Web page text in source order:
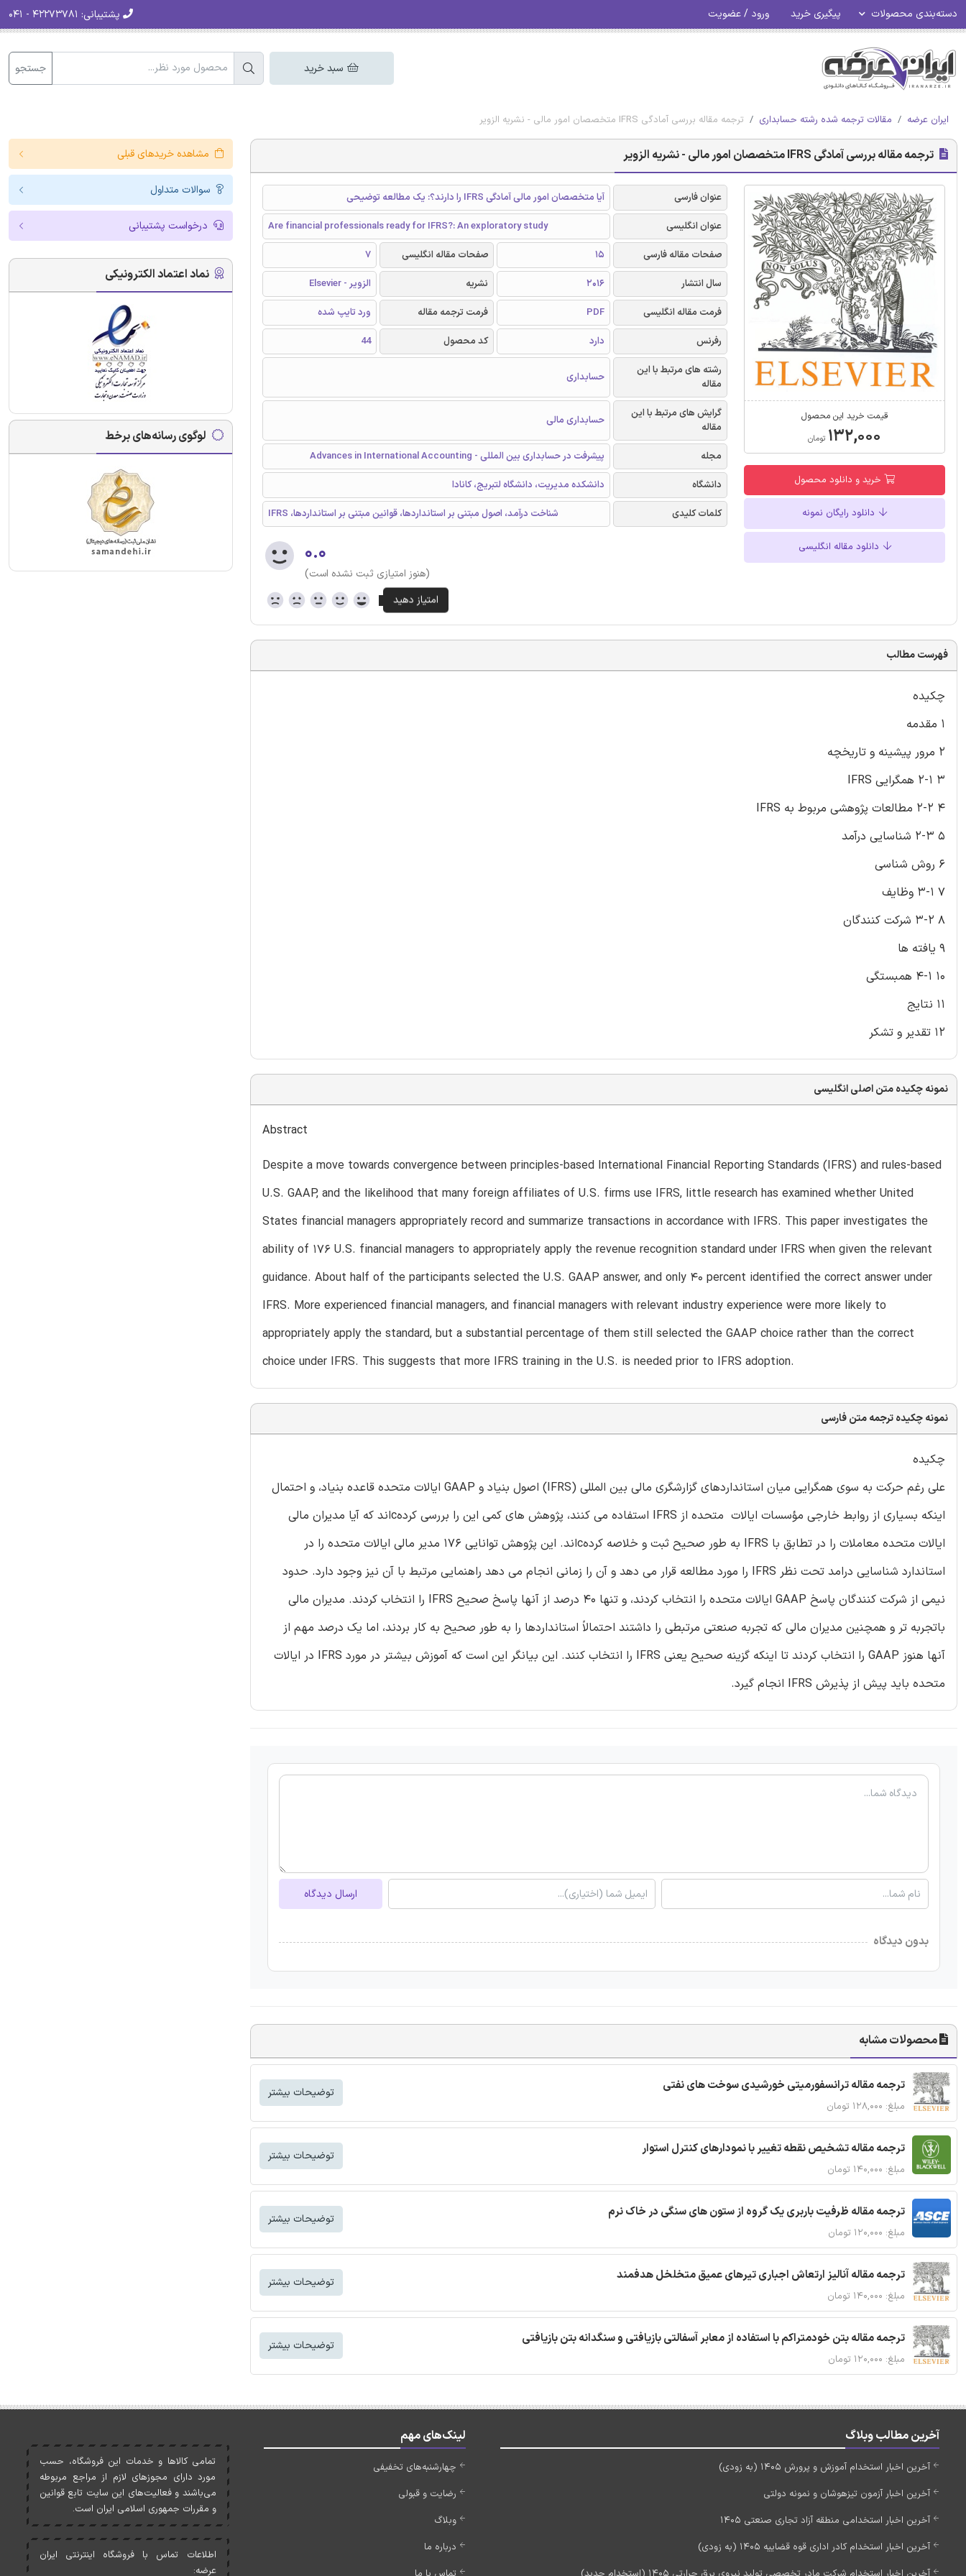
دسته‌بندی محصولات پیگیری خرید ورود / عضویت پشتیبانی:
سبد خرید جستجو
ایران عرضه مقالات ترجمه شده رشته حسابداری ترجمه مقاله بررسی آمادگی IFRS متخصصان امور مالی - نشریه الزویر
ترجمه مقاله بررسی آمادگی IFRS متخصصان امور مالی - نشریه الزویر
قیمت خرید این محصول
۱۳۲,۰۰۰ تومان
خرید و دانلود محصول
دانلود رایگان نمونه
دانلود مقاله انگلیسی
عنوان فارسی
آیا متخصصان امور مالی آمادگی IFRS را دارند؟: یک مطالعه توضیحی
عنوان انگلیسی
Are financial professionals ready for IFRS?: An exploratory study
صفحات مقاله فارسی
15 صفحات مقاله انگلیسی
7
سال انتشار
2016 نشریه
الزویر - Elsevier
فرمت مقاله انگلیسی
PDF فرمت ترجمه مقاله
ورد تایپ شده
رفرنس
دارد کد محصول
44
رشته های مرتبط با این
مقاله
حسابداری
گرایش های مرتبط با این
مقاله
حسابداری مالی
مجله
پیشرفت در حسابداری بین المللی - Advances in International Accounting
دانشگاه
دانشکده مدیریت، دانشگاه لتبریج، کانادا
کلمات کلیدی
IFRS ،شناخت درآمد، اصول مبتنی بر استانداردها، قوانین مبتنی بر استانداردها
۰.۰
(هنوز امتیازی ثبت نشده است)
فهرست مطالب
چکیده
1 مقدمه
2 مرور پیشینه و تاریخچه
3 2-1 همگرایی IFRS
4 2-2 مطالعات پژوهشی مربوط به IFRS
5 2-3 شناسایی درآمد
6 روش شناسی
7 3-1 وظایف
8 3-2 شرکت کنندگان
9 یافته ها
10 4-1 همبستگی
11 نتایج
12 تقدیر و تشکر
نمونه چکیده متن اصلی انگلیسی
Abstract
Despite a move towards convergence between principles-based International Financial Reporting Standards (IFRS) and rules-based
U.S. GAAP, and the likelihood that many foreign affiliates of U.S. firms use IFRS, little research has examined whether United
States financial managers appropriately record and summarize transactions in accordance with IFRS. This paper investigates the
ability of 176 U.S. financial managers to appropriately apply the revenue recognition standard under IFRS when given the relevant
guidance. About half of the participants selected the U.S. GAAP answer, and only 40 percent identified the correct answer under
IFRS. More experienced financial managers, and financial managers with relevant industry experience were more likely to
appropriately apply the standard, but a substantial percentage of them still selected the GAAP choice rather than the correct
choice under IFRS. This suggests that more IFRS training in the U.S. is needed prior to IFRS adoption.
نمونه چکیده ترجمه متن فارسی
چکیده
علی رغم حرکت به سوی همگرایی میان استانداردهای گزارشگری مالی بین المللی (IFRS) اصول بنیاد و GAAP ایالات متحده قاعده بنیاد، و احتمال
اینکه بسیاری از روابط خارجی مؤسسات ایالات متحده از IFRS استفاده می کنند، پژوهش های کمی این را بررسی کردهcاند که آیا مدیران مالی
ایالات متحده معاملات را در تطابق با IFRS به طور صحیح ثبت و خلاصه کردهcاند. این پژوهش توانایی 176 مدیر مالی ایالات متحده را در
استاندارد شناسایی درامد تحت نظر IFRS را مورد مطالعه قرار می دهد و آن را زمانی انجام می دهد راهنمایی مرتبط با آن نیز وجود دارد. حدود
نیمی از شرکت کنندگان پاسخ GAAP ایالات متحده را انتخاب کردند، و تنها 40 درصد از آنها پاسخ صحیح IFRS را انتخاب کردند. مدیران مالی
باتجربه تر و همچنین مدیران مالی که تجربه صنعتی مرتبطی را داشتند احتمالاً استانداردها را به طور صحیح به کار بردند، اما یک درصد مهم از
آنها هنوز GAAP را انتخاب کردند تا اینکه گزینه صحیح یعنی IFRS را انتخاب کنند. این بیانگر این است که آموزش بیشتر در مورد IFRS در ایالات‌
متحده باید پیش از پذیرش IFRS انجام گیرد.
ارسال دیدگاه
بدون دیدگاه
محصولات مشابه
ترجمه مقاله ترانسفورمیتی خورشیدی سوخت های نفتی
مبلغ: ۱۲۸,۰۰۰ تومان
توضیحات بیشتر
ترجمه مقاله تشخیص نقطه تغییر با نمودارهای کنترل استوار
مبلغ: ۱۴۰,۰۰۰ تومان
توضیحات بیشتر
ترجمه مقاله ظرفیت باربری یک گروه از ستون های سنگی در خاک نرم
مبلغ: ۱۲۰,۰۰۰ تومان
توضیحات بیشتر
ترجمه مقاله آنالیز ارتعاش اجباری تیرهای عمیق متخلخل هدفمند
مبلغ: ۱۴۰,۰۰۰ تومان
توضیحات بیشتر
ترجمه مقاله بتن خودمتراکم با استفاده از معابر آسفالتی بازیافتی و سنگدانه بتن بازیافتی
مبلغ: ۱۲۰,۰۰۰ تومان
توضیحات بیشتر
مشاهده خریدهای قبلی
سوالات متداول
درخواست پشتیبانی
نماد اعتماد الکترونیکی
لوگوی رسانه‌های برخط
آخرین مطالب وبلاگ
آخرین اخبار استخدام آموزش و پرورش 1405 (به زودی)
آخرین اخبار آزمون تیزهوشان و نمونه دولتی
آخرین اخبار استخدامی منطقه آزاد تجاری صنعتی 1405
آخرین اخبار استخدام کادر اداری قوه قضاییه 1405 (به زودی)
لینک‌های مهم
چهارشنبه‌های تخفیفی
رضایت و قبولی
وبلاگ
درباره ما
تمامی کالاها و خدمات اين فروشگاه، حسب
مورد دارای مجوزهای لازم از مراجع مربوطه
می‌باشند و فعاليت‌های اين سايت تابع قوانين
و مقررات جمهوری اسلامی ايران است.
اطلاعات تماس با فروشگاه اینترنتی ایران
عرضه: